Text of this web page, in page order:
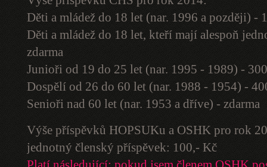
Děti a mládež do 18 let (nar. 1996 a později) -
Děti a mládež do 18 let, kteří mají alespoň
zdarma
Junioři od 19 do 25 let (nar. 1995 - 1989) -
Dospělí od 26 do 60 let (nar. 1988 - 1954) -
Senioři nad 60 let (nar. 1953 a dříve) - zdarma
Výše příspěvků HOPSUKu a OSHK pro rok
jednotný členský příspěvek: 100,- Kč